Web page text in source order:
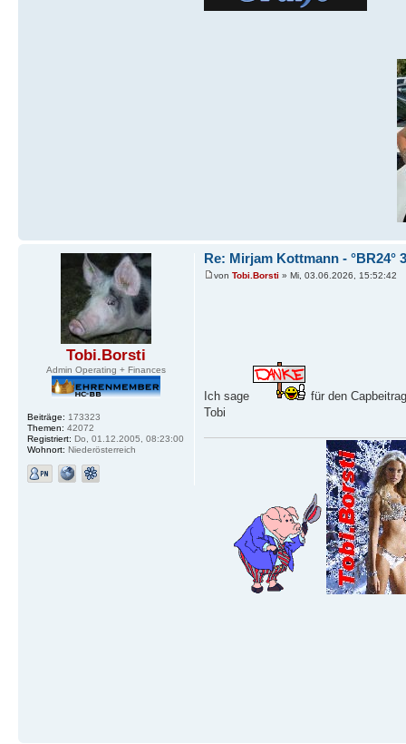
Tobi.Borsti
Admin Operating + Finances
Beiträge: 173323
Themen: 42072
Registriert: Do, 01.12.2005, 08:23:00
Wohnort: Niederösterreich
Re: Mirjam Kottmann - °BR24°
von Tobi.Borsti » Mi, 03.06.2026, 15:52:42
Ich sage
für den
Tobi